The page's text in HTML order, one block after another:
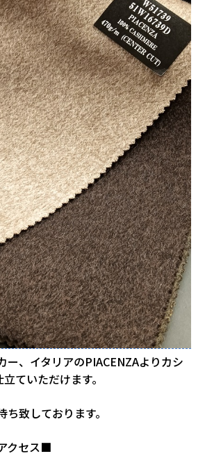
ー、イタリアのPIACENZAよりカシ
ていただけます。
致しております。
クセス■